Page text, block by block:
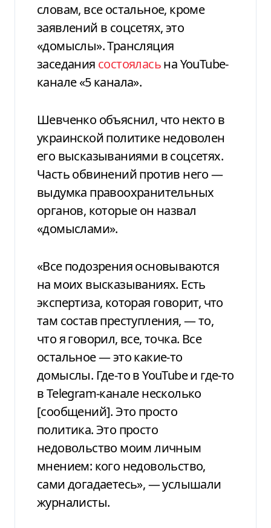
словам, все остальное, кроме
заявлений в соцсетях, это
«домыслы». Трансляция
заседания состояласьна YouTube-
канале «5 канала».
Шевченко объяснил, что некто в
украинской политике недоволен
его высказываниями в соцсетях.
Часть обвинений против него —
выдумка правоохранительных
органов, которые он назвал
«домыслами».
«Все подозрения основываются
на моих высказываниях. Есть
экспертиза, которая говорит, что
там состав преступления, — то,
что я говорил, все, точка. Все
остальное — это какие-то
домыслы. Где-то в YouTube и где-то
в Telegram-канале несколько
[сообщений]. Это просто
политика. Это просто
недовольство моим личным
мнением: кого недовольство,
сами догадаетесь», — услышали
журналисты.